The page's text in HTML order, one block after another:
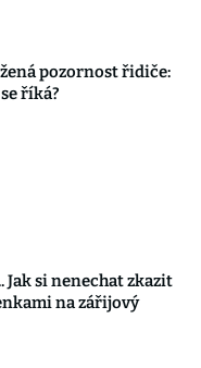
pozornost řidiče:
říká?
Jak si nenechat zkazit
na zářijový